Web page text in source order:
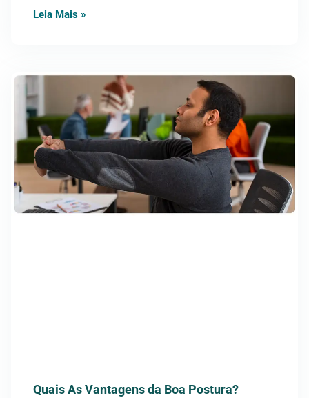
Leia Mais »
Quais As Vantagens da Boa Postura?